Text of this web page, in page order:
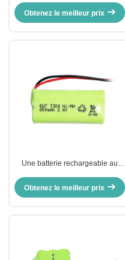
batterie pour tondeuse à cheveux
Obtenez le meilleur prix
Une batterie rechargeable au
600mah
Obtenez le meilleur prix